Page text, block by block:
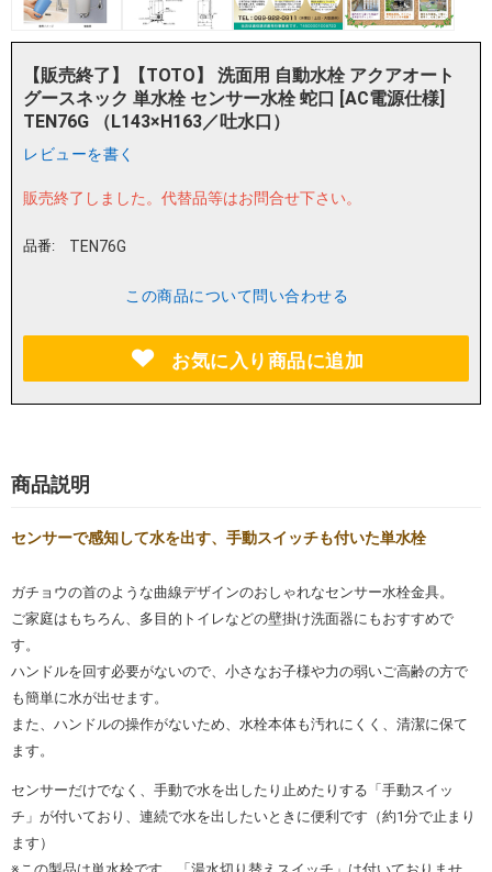
【販売終了】【TOTO】 洗面用 自動水栓 アクアオート
グースネック 単水栓 センサー水栓 蛇口 [AC電源仕様]
TEN76G （L143×H163／吐水口）
レビューを書く
販売終了しました。 代替品等はお問合せ下さい。
品番: TEN76G
この商品について問い合わせる
お気に入り商品に追加
商品説明
センサーで感知して水を出す、手動スイッチも付いた単水栓
ガチョウの首のような曲線デザインのおしゃれなセンサー水栓金具。
ご家庭はもちろん、多目的トイレなどの壁掛け洗面器にもおすすめで
す。
ハンドルを回す必要がないので、小さなお子様や力の弱いご高齢の方で
も簡単に水が出せます。
また、ハンドルの操作がないため、水栓本体も汚れにくく、清潔に保て
ます。
センサーだけでなく、手動で水を出したり止めたりする「手動スイッ
チ」が付いており、連続で水を出したいときに便利です（約1分で止まり
ます）